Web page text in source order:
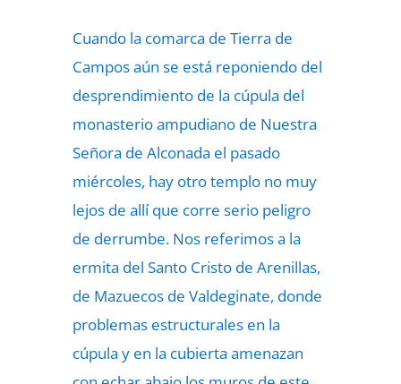
Cuando la comarca de Tierra de
Campos aún se está reponiendo del
desprendimiento de la cúpula del
monasterio ampudiano de Nuestra
Señora de Alconada el pasado
miércoles, hay otro templo no muy
lejos de allí que corre serio peligro
de derrumbe. Nos referimos a la
ermita del Santo Cristo de Arenillas,
de Mazuecos de Valdeginate, donde
problemas estructurales en la
cúpula y en la cubierta amenazan